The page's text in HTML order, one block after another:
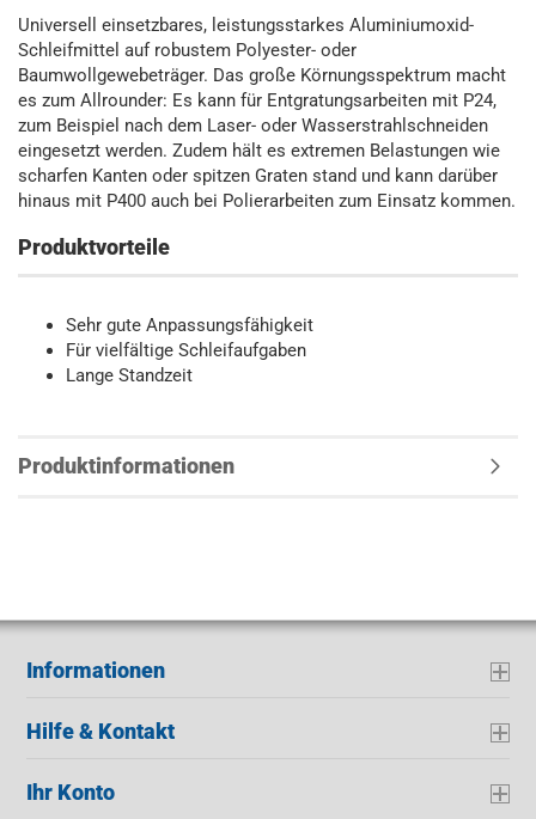
Universell einsetzbares, leistungsstarkes Aluminiumoxid-
Schleifmittel auf robustem Polyester- oder
Baumwollgewebeträger. Das große Körnungsspektrum macht
es zum Allrounder: Es kann für Entgratungsarbeiten mit P24,
zum Beispiel nach dem Laser- oder Wasserstrahlschneiden
eingesetzt werden. Zudem hält es extremen Belastungen wie
scharfen Kanten oder spitzen Graten stand und kann darüber
hinaus mit P400 auch bei Polierarbeiten zum Einsatz kommen.
Produktvorteile
Sehr gute Anpassungsfähigkeit
Für vielfältige Schleifaufgaben
Lange Standzeit
Produktinformationen
Informationen
Hilfe & Kontakt
Ihr Konto